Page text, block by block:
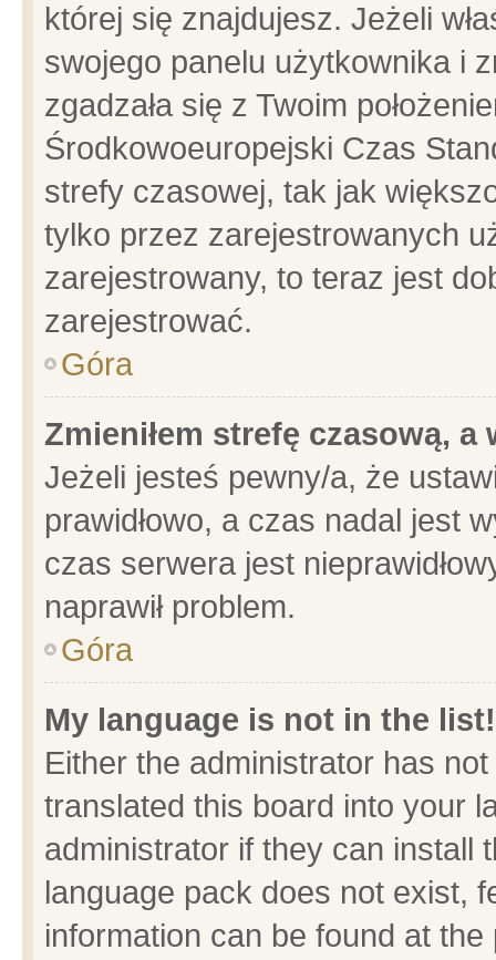
której się znajdujesz. Jeżeli
swojego panelu użytkownika i
zgadzała się z Twoim
Środkowoeuropejski Czas
strefy czasowej, tak jak
tylko przez zarejestrowanych
zarejestrowany, to teraz jest
zarejestrować.
Góra
Zmieniłem strefę czasową,
Jeżeli jesteś pewny/a, że
prawidłowo, a czas nadal jest
czas serwera jest
naprawił problem.
Góra
My language is not in the list!
Either the administrator has
translated this board into your
administrator if they can install
language pack does not exist,
information can be found at